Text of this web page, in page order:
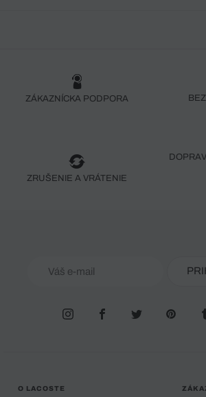
ZÁKAZNÍCKA PODPORA
ZRUŠENIE A VRÁTENIE
O LACOSTE